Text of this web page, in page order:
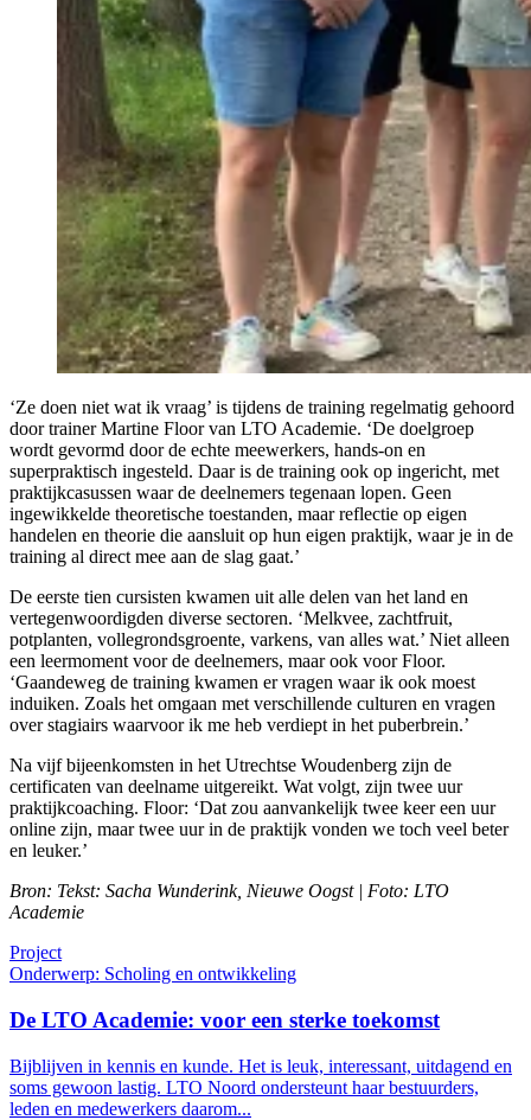
‘Ze doen niet wat ik vraag’ is tijdens de training regelmatig gehoord
door trainer Martine Floor van LTO Academie. ‘De doelgroep
wordt gevormd door de echte meewerkers, hands-on en
superpraktisch ingesteld. Daar is de training ook op ingericht, met
praktijkcasussen waar de deelnemers tegenaan lopen. Geen
ingewikkelde theoretische toestanden, maar reflectie op eigen
handelen en theorie die aansluit op hun eigen praktijk, waar je in de
training al direct mee aan de slag gaat.’
De eerste tien cursisten kwamen uit alle delen van het land en
vertegenwoordigden diverse sectoren. ‘Melkvee, zachtfruit,
potplanten, vollegrondsgroente, varkens, van alles wat.’ Niet alleen
een leermoment voor de deelnemers, maar ook voor Floor.
‘Gaandeweg de training kwamen er vragen waar ik ook moest
induiken. Zoals het omgaan met verschillende culturen en vragen
over stagiairs waarvoor ik me heb verdiept in het puberbrein.’
Na vijf bijeenkomsten in het Utrechtse Woudenberg zijn de
certificaten van deelname uitgereikt. Wat volgt, zijn twee uur
praktijkcoaching. Floor: ‘Dat zou aanvankelijk twee keer een uur
online zijn, maar twee uur in de praktijk vonden we toch veel beter
en leuker.’
Bron: Tekst: Sacha Wunderink, Nieuwe Oogst | Foto: LTO
Academie
Project
Onderwerp: Scholing en ontwikkeling
De LTO Academie: voor een sterke toekomst
Bijblijven in kennis en kunde. Het is leuk, interessant, uitdagend en
soms gewoon lastig. LTO Noord ondersteunt haar bestuurders,
leden en medewerkers daarom...